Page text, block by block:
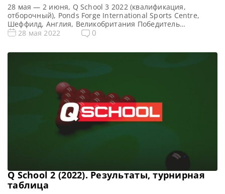
28 мая — 2 июня, Q School 3 2022 (квалификация,
отборочный), Ponds Forge International Sports Centre,
Шеффилд, Англия, Великобритания Победитель
предыдущего турнира: — Все новости и результаты Q
28 мая 2022 0
Q School 2 (2022). Результаты, турнирная
таблица